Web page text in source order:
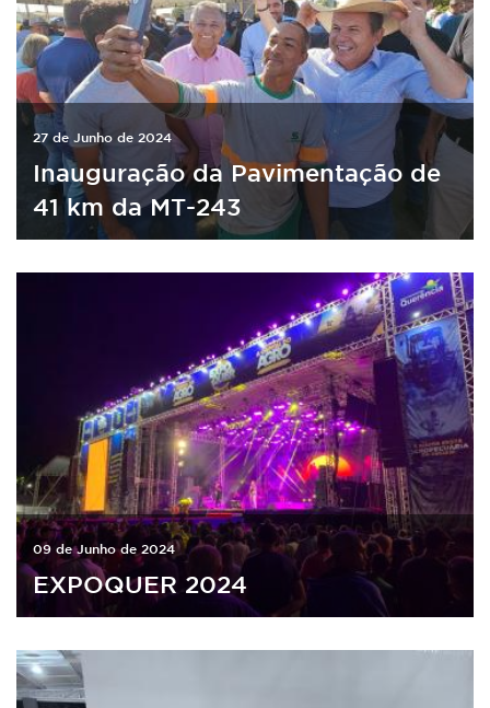
27 de Junho de 2024
Inauguração da Pavimentação de
41 km da MT-243
09 de Junho de 2024
EXPOQUER 2024